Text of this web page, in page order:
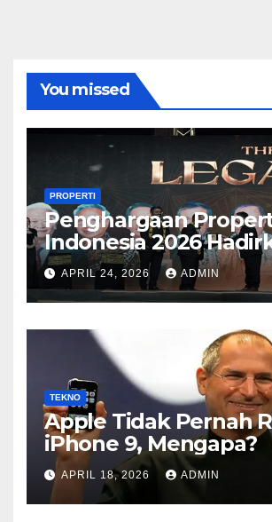
You missed
PROPERTI
Penghargaan
Indonesia 2026
Kategori Baru Sesuai
Perkembangan Pasar
APRIL 24, 2026 ADMIN
TEKNO
Apple Tidak Pernah
iPhone 9, Mengapa?
APRIL 18, 2026 ADMIN